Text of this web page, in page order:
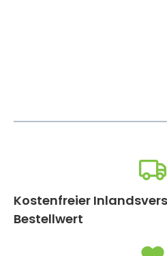
Kostenfreier
Bestellwert